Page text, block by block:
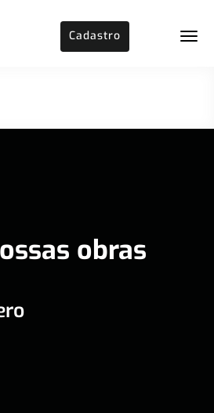
Cadastro
obras